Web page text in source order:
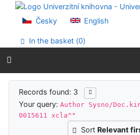
Go to content
Go to menu
Accessibility declaration
Česky English
In the basket (0)
Search results
Records found: 3
Your query:Author Sysno/
0015611 xcla^"
Sort Relevant